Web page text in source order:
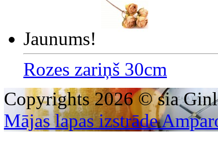
Jaunums!
Rozes zariņš 30cm
Copyrights 2026 © sia
Mājas lapas izstrāde